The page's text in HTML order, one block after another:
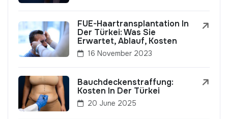
FUE-Haartransplantation In
Der Türkei: Was Sie
Erwartet, Ablauf, Kosten
16 November 2023
Bauchdeckenstraffung:
Kosten In Der Türkei
20 June 2025